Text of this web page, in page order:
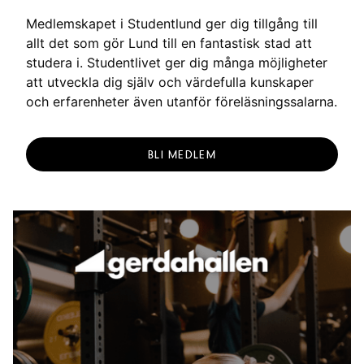
Medlemskapet i Studentlund ger dig tillgång till
allt det som gör Lund till en fantastisk stad att
studera i. Studentlivet ger dig många möjligheter
att utveckla dig själv och värdefulla kunskaper
och erfarenheter även utanför föreläsningssalarna.
BLI MEDLEM